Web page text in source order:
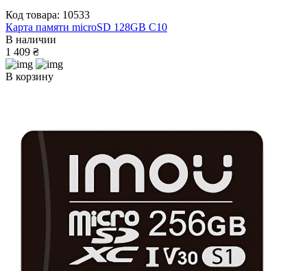
Код товара: 10533
Карта памяти microSD 128GB C10
В наличии
1 409 ₴
В корзину